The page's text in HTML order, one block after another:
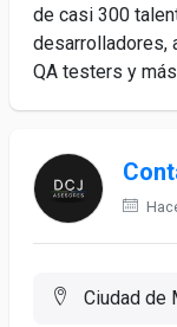
de casi 300
desarrolladores,
QA testers y
Ciudad de